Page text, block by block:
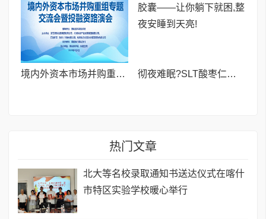
境内外资本市场并购重组专题交流会暨投融资路演会 深度解析驱动企业资本战略升级 彻夜难眠?SLT酸枣仁胶囊——让你躺下就困,整夜安睡到天亮!
热门文章
北大等名校录取通知书送达仪式在喀什
市特区实验学校暖心举行